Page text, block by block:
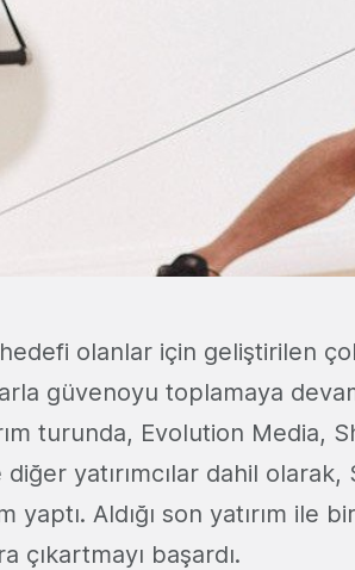
olanlar için geliştirilen
güvenoyu toplamaya
turunda, Evolution Media,
yatırımcılar dahil
yaptı. Aldığı son yatırım ile
çıkartmayı başardı.